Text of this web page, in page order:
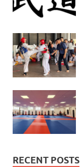
RECENT POSTS